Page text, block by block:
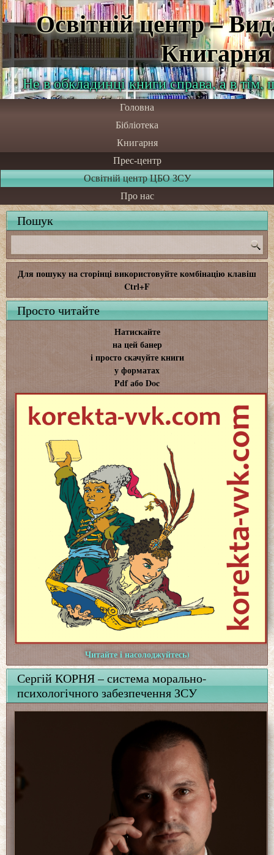
Освітній центр –
Книгарня
Не в обкладинці книги справа, а в
Головна
Бібліотека
Книгарня
Прес-центр
Освітній центр ЦБО ЗСУ
Про нас
Пошук
Для пошуку на сторінці використовуйте комбінацію клавіш
Ctrl+F
Просто читайте
Натискайте
на цей банер
і просто скачуйте книги
у форматах
Pdf або Doc
Читайте і насолоджуйтесь)
Сергій КОРНЯ – система морально-
психологічного забезпечення ЗСУ